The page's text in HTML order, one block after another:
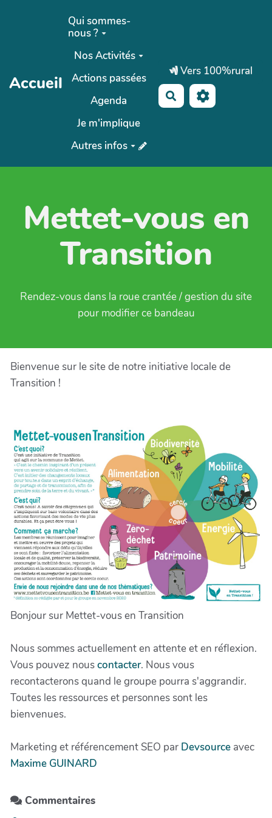
Aller au contenu principal
Accueil
Qui sommes-
nous ?
Nos Activités
Actions passées
Agenda
Je m'implique
Autres infos
Vers 100%rural
Rechercher
Mettet-vous en
Transition
Rendez-vous dans la roue crantée / gestion du site
pour modifier ce bandeau
Bienvenue sur le site de notre initiative locale de
Transition !
Bonjour sur Mettet-vous en Transition
Nous sommes actuellement en attente et en réflexion.
Vous pouvez nouscontacter. Nous vous
recontacterons quand le groupe pourra s'aggrandir.
Toutes les ressources et personnes sont les
bienvenues.
Marketing et référencement SEO par Devsource avec
Maxime GUINARD
Commentaires